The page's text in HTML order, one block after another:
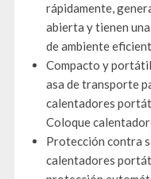
rápidamente,
abierta y tienen
de ambiente
Compacto y
asa de transporte
calentadores
Coloque
Protección contra
calentadores